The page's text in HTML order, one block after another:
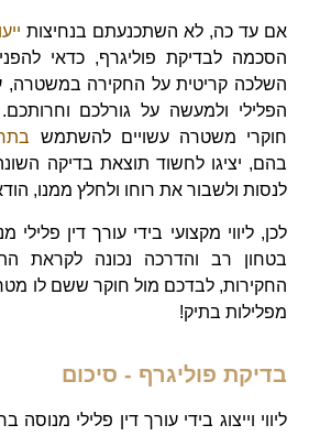
אם עד כה, לא השתכנעתם בנחיצות
הסכמה לבדיקת פוליגרף, כדאי
השלכה קריטית על החקירה במשטרה,
הפלילי ולמעשה על גורלכם
חוקרי משטרה עשויים להשתמש
בהם, יציגו לחשוד תוצאת בדיקה
לנסות ולשבור את רוחו ולחלץ ממנו,
לכן, ליווי מקצועי בידי עורך דין פלילי
בטחון רב והדרכה נכונה לקראת
החקירות, לבדכם מול חוקר ששם לו
מפלילות בתיק!
בדיקת פוליגרף - סיכום
ליווי וייצוג בידי עורך דין פלילי